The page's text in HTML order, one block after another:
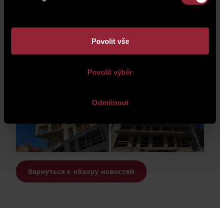
Povolit vše
Povolit výběr
Odmítnout
Вернуться к обзору новостей